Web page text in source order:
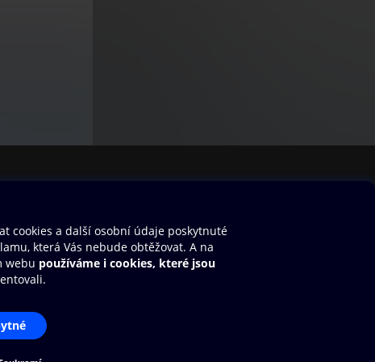
Nastavení cookies